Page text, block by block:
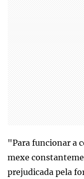
"Para funcionar a
mexe
prejudicada pela